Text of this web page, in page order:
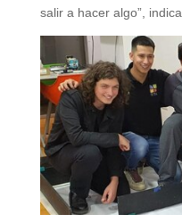
salir a hacer algo”, indica.